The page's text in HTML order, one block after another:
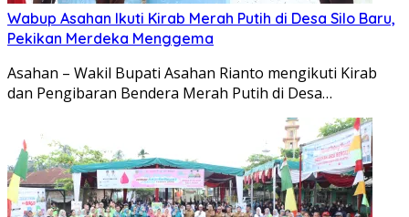
Wabup Asahan Ikuti Kirab Merah Putih di Desa Silo Baru,
Pekikan Merdeka Menggema
Asahan – Wakil Bupati Asahan Rianto mengikuti Kirab
dan Pengibaran Bendera Merah Putih di Desa…